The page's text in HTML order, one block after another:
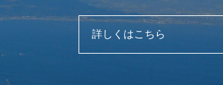
詳しくはこちら